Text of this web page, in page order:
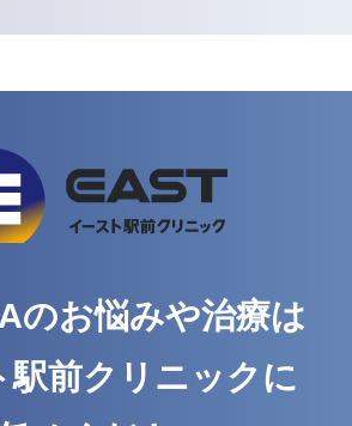
のお悩みや治療は
駅前クリニックに